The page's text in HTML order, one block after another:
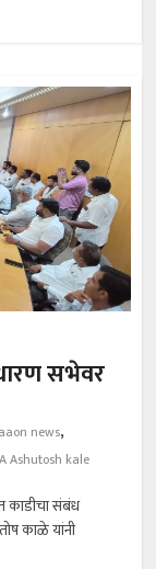
सभेवर
news,
Ashutosh kale
काडीचा संबंध
काळे यांनी